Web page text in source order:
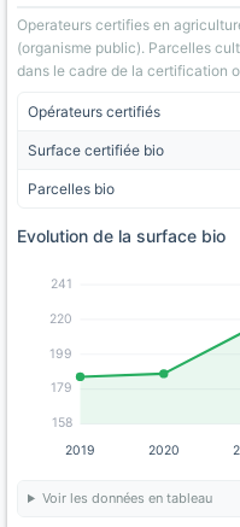
Operateurs certifies en
(organisme public). Parcelles
dans le cadre de la certification
Opérateurs certifiés
Surface certifiée bio
Parcelles bio
Evolution de la surface bio
158
179
199
220
241
2019 2020
Voir les données en tableau